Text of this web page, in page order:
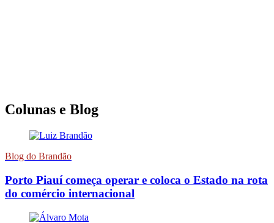
Colunas e Blog
Blog do Brandão
Porto Piauí começa operar e coloca o Estado na rota
do comércio internacional